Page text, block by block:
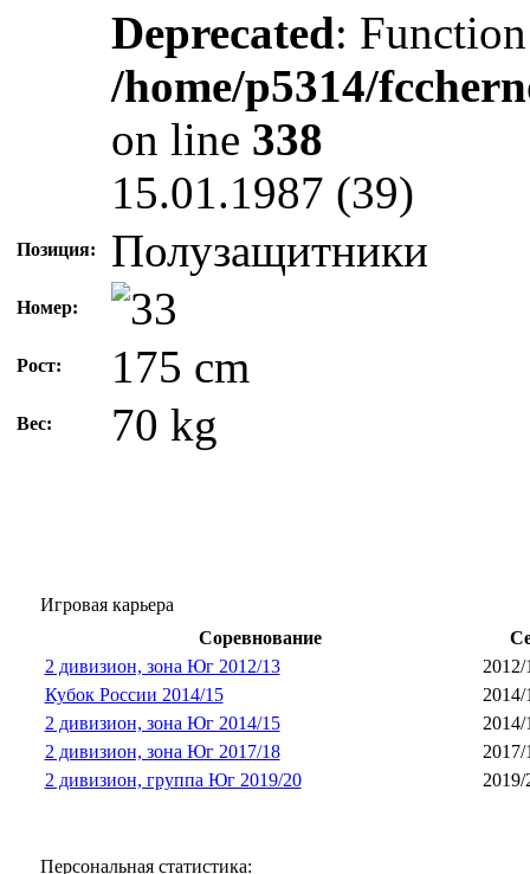
Deprecated:
/home/p5314/
on line 338
15.01.1987 (39)
Позиция: Полузащитники
Номер:
Рост: 175 cm
Вес: 70 kg
Игровая карьера
Соревнование
2 дивизион, зона Юг 2012/13
2012/
Кубок России 2014/15
2014/
2 дивизион, зона Юг 2014/15
2014/
2 дивизион, зона Юг 2017/18
2017/
2 дивизион, группа Юг 2019/20
2019/
Персональная статистика: